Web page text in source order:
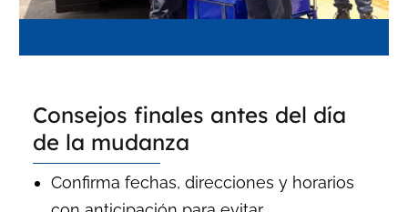
Consejos finales antes del día
de la mudanza
Confirma fechas, direcciones y horarios